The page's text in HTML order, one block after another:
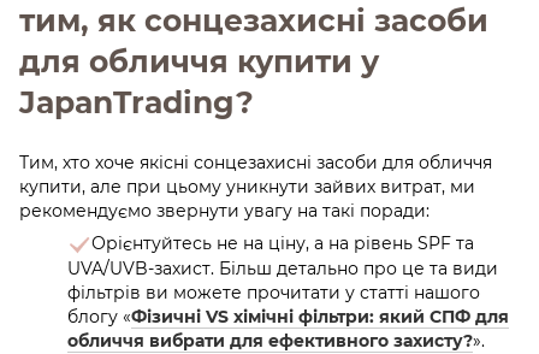
тим, як сонцезахисні засоби
для обличчя купити у
JapanTrading?
Тим, хто хоче якісні сонцезахисні засоби для обличчя
купити, але при цьому уникнути зайвих витрат, ми
рекомендуємо звернути увагу на такі поради:
Орієнтуйтесь не на ціну, а на рівень SPF та
UVA/UVB-захист. Більш детально про це та види
фільтрів ви можете прочитати у статті нашого
блогу «Фізичні VS хімічні фільтри: який СПФ для
обличчя вибрати для ефективного захисту?».